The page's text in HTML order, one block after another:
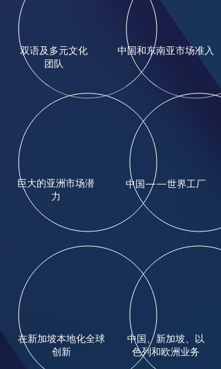
双语及多元文化
团队
中国和东南亚市场准入
巨大的亚洲市场潜
力
中国——世界工厂
在新加坡本地化全球
创新
中国、新加坡、以
色列和欧洲业务